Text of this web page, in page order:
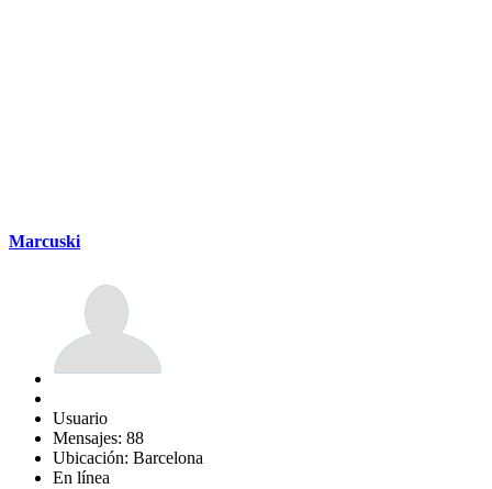
Marcuski
Usuario
Mensajes: 88
Ubicación: Barcelona
En línea